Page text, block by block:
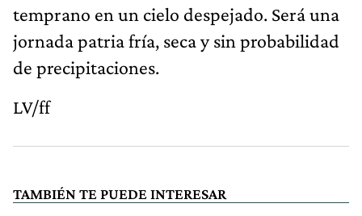
temprano en un cielo despejado. Será una
jornada patria fría, seca y sin probabilidad
de precipitaciones.
LV/ff
TAMBIÉN TE PUEDE INTERESAR